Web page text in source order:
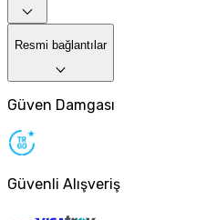
Resmi bağlantılar
Güven Damgası
Güvenli Alışveriş